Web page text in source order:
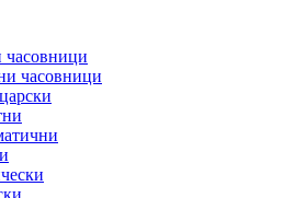
часовници
часовници